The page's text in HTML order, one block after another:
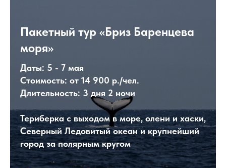
Пакетный тур «Бриз Баренцева
моря»
Даты: 5 - 7 мая
Стоимость: от 14 900 р./чел.
Длительность: 3 дня 2 ночи
Териберка с выходом в море, олени и хаски,
Северный Ледовитый океан и крупнейший
город за полярным кругом